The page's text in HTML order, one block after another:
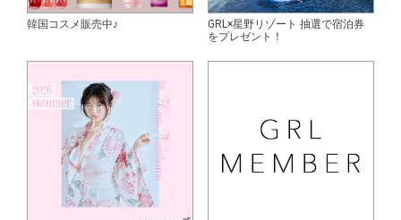
韓国コスメ販売中♪
GRL×星野リゾート 抽選で宿泊券
をプレゼント！